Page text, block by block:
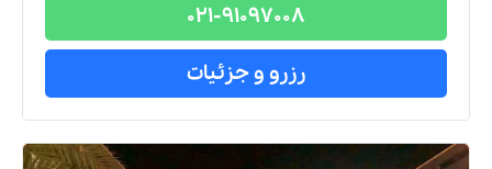
021-91097008
رزرو و جزئیات